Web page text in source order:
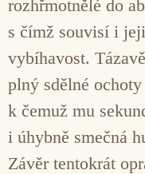
rozhřmotnělé do
s čímž souvisí i
vybíhavost.
plný sdělné
k čemuž mu
i úhybně smečná
Závěr tentokrát